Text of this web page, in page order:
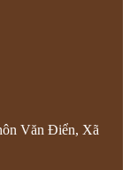
Văn Điển, Xã